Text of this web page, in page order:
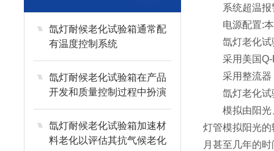
氙灯耐候老化试验箱通常配
有温度控制系统
氙灯耐候老化试验箱在产品
开发和质量控制过程中扮演
着重要角色
氙灯耐候老化试验箱加速材
料老化以评估其抗气候老化
系统超温报
电源配置:本
氙灯老化试
采用美国Q-
采用整流器
氙灯老化试
模拟由阳光、
灯管模拟阳光
月甚至几年的